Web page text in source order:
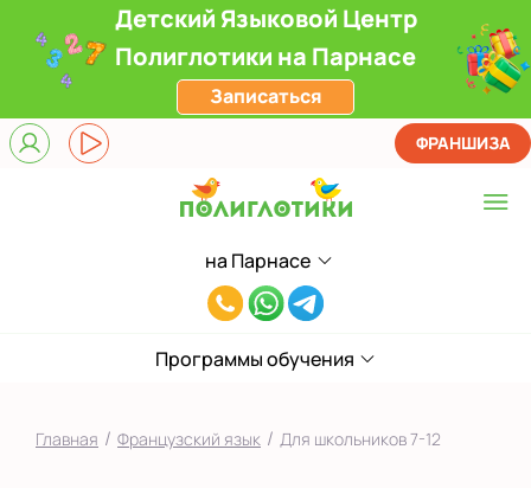
Детский Языковой Центр
Полиглотики на Парнасе
Записаться
на Парнасе
Выберите центр
ЖК Лондон Парк
Приморский
на Ленинском
8(812)660-
05
ФРАНШИЗА
Программы обучения
Главная / Французский язык / Для школьников 7-12